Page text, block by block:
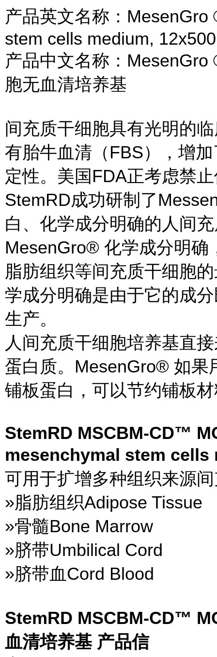
产品英文名称：
stem cells medium,
产品中文名称：
胞无血清培养基
间充质干细胞具有光明的
有胎牛血清（FBS），增
定性。美国FDA正考虑禁
StemRD成功研制了
白、化学成分明确的人间
MesenGro® 化学成分明确
脂肪组织等间充质干细胞
学成分明确是由于它的成
生产。
人间充质干细胞培养基直
蛋白质。MesenGro® 如果
铺板蛋白，可以节约铺板
StemRD MSCBM-CD™
mesenchymal stem cells
可用于扩增多种组织来源
»脂肪组织Adipose Tissue
»骨髓Bone Marrow
»脐带Umbilical Cord
»脐带血Cord Blood
StemRD MSCBM-CD™
血清培养基 产品信